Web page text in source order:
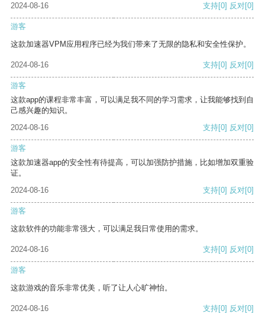
2024-08-16 支持[0] 反对[0]
游客
这款加速器VPM应用程序已经为我们带来了无限的隐私和安全性保护。
2024-08-16 支持[0] 反对[0]
游客
这款app的课程非常丰富，可以满足我不同的学习需求，让我能够找到自
己感兴趣的知识。
2024-08-16
支持[0] 反对[0]
游客
这款加速器app的安全性有待提高，可以加强防护措施，比如增加双重验
证。
2024-08-16
支持[0] 反对[0]
游客
这款软件的功能非常强大，可以满足我日常使用的需求。
2024-08-16 支持[0] 反对[0]
游客
这款游戏的音乐非常优美，听了让人心旷神怡。
2024-08-16 支持[0] 反对[0]